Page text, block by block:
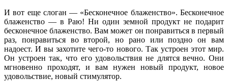
И вот еще слоган — «Бесконечное блаженство». Бесконечное
блаженство — в Раю! Ни один земной продукт не подарит
бесконечное блаженство. Вам может он понравиться в первый
раз, понравиться во второй, но рано или поздно он вам
надоест. И вы захотите чего-то нового. Так устроен этот мир.
Он устроен так, что его удовольствия не длятся вечно. Они
мгновенно проходят, и вам нужен новый продукт, новое
удовольствие, новый стимулятор.